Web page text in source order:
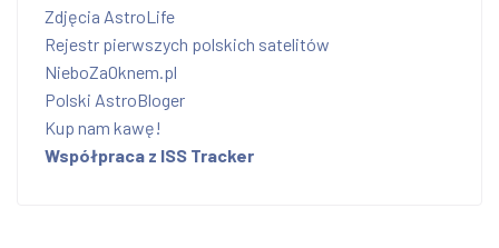
Zdjęcia AstroLife
Rejestr pierwszych polskich satelitów
NieboZaOknem.pl
Polski AstroBloger
Kup nam kawę!
Współpraca z ISS Tracker